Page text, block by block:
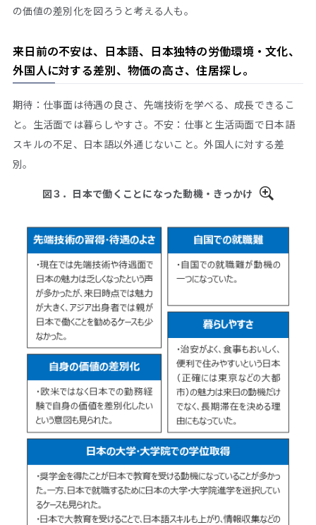
の価値の差別化を図ろうと考える人も。
来日前の不安は、日本語、日本独特の労働環境・文化、
外国人に対する差別、物価の高さ、住居探し。
期待：仕事面は待遇の良さ、先端技術を学べる、成長できるこ
と。生活面では暮らしやすさ。不安：仕事と生活両面で日本語
スキルの不足、日本語以外通じないこと。外国人に対する差
別。
図３．日本で働くことになった動機・きっかけ